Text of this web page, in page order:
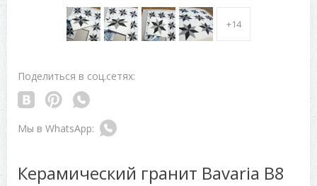
+14
Поделиться в соц.сетях:
Керамический гранит Bavaria B8